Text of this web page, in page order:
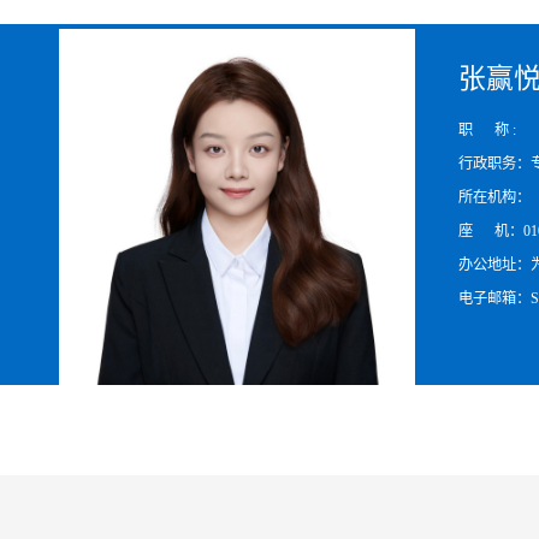
张赢
职 称 :
行政职务：
所在机构：
座 机：
办公地址：
电子邮箱：